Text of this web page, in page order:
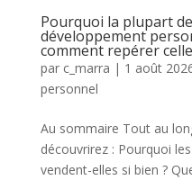
Pourquoi la plupart
développement
comment repérer
par c_marra | 1 août
personnel
Au sommaire Tout au
découvrirez : Pourquoi
vendent-elles si bien ?